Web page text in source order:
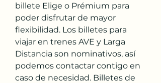
billete Elige o Prémium para
poder disfrutar de mayor
flexibilidad. Los billetes para
viajar en trenes AVE y Larga
Distancia son nominativos, así
podemos contactar contigo en
caso de necesidad. Billetes de